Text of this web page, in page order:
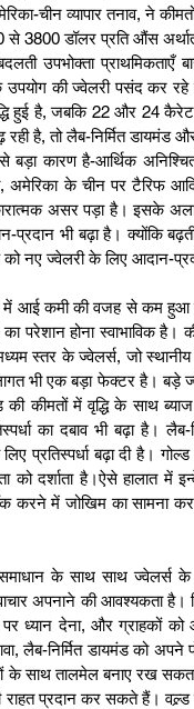
चीन व्यापार तनाव, ने
3800 डॉलर प्रति औंस
उपभोक्ता प्राथमिकताएँ
की ज्वेलरी पसंद कर
हुई है, जबकि 22 और 24
रही है, तो लैब-निर्मित
कारण है-आर्थिक
अमेरिका के चीन पर टैरिफ
असर पड़ा है। इसके
प्रदान भी बढ़ा है। क्योंकि
को नए ज्वेलरी के लिए आदान-
में आई कमी की वजह से कम
परेशान होना स्वाभाविक
स्तर के ज्वेलर्स, जो
भी एक बड़ा फेक्टर है।
कीमतों में वृद्धि के साथ
का दबाव भी बढ़ा है।
प्रतिस्पर्धा बढ़ा दी है।
को दर्शाता है।ऐसे हालात में
करने में जोखिम का सामना
के साथ साथ ज्वेलर्स के
अपनाने की आवश्यकता है।
पर ध्यान देना, और ग्राहकों
निर्मित डायमंड को अपने
के साथ तालमेल बनाए रख
प्रदान कर सकते हैं।